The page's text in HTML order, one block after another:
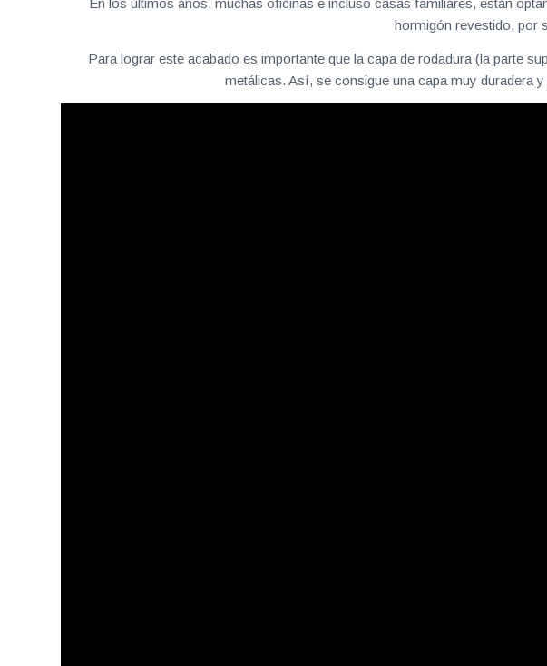
En los últimos años, muchas oficinas e incluso casas familiares, están
hormigón revestido, por
Para lograr este acabado es importante que la capa de rodadura (la parte
metálicas. Así, se consigue una capa muy duradera